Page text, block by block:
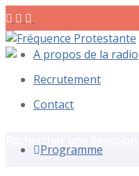
A propos de la radio
Recrutement
Contact
Programme